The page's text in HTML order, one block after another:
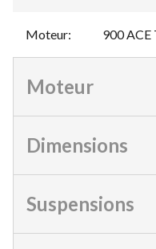
Moteur: 900 ACE
Moteur
Dimensions
Suspensions